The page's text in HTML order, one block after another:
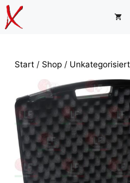
Zum
Inhalt
springen
Start / Shop / Unkategorisiert